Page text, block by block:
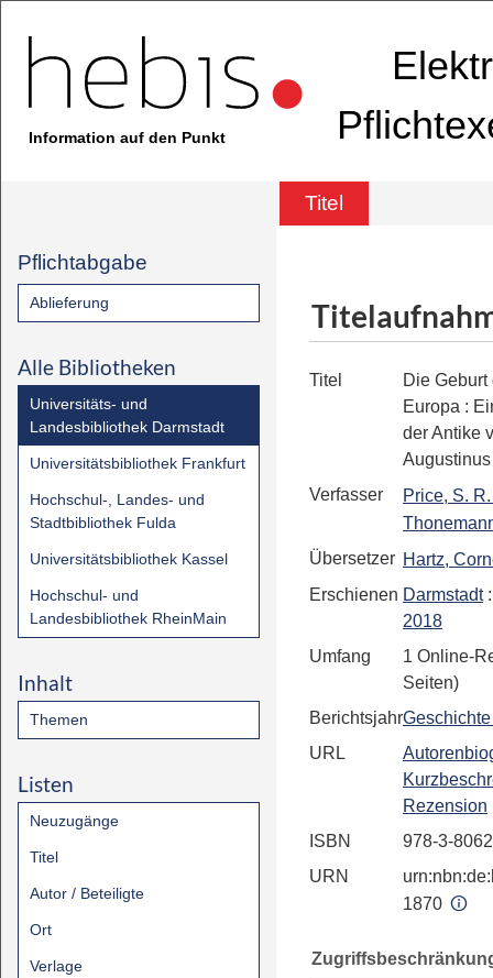
Information auf den Punkt
Titel
Pflichtabgabe
Ablieferung
Alle Bibliotheken
Universitäts- und
Landesbibliothek Darmstadt
Universitätsbibliothek Frankfurt
Hochschul-, Landes- und
Stadtbibliothek Fulda
Universitätsbibliothek Kassel
Hochschul- und
Landesbibliothek RheinMain
Inhalt
Themen
Listen
Neuzugänge
Titel
Autor / Beteiligte
Ort
Verlage
Titel
Die
Europa :
der Antike
Augustinus
Verfasser
Price, S. R.
Übersetzer Hartz,
Erschienen Darmstadt
2018
Umfang
1 Online-
Seiten)
Berichtsjahr
URL
Rezension
ISBN
978-3-
URN
1870